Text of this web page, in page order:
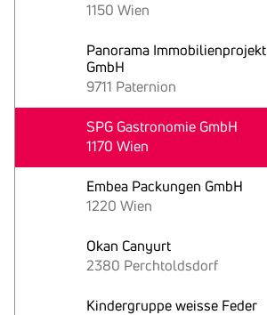
1150 Wien
Panorama Immobilienprojekt
GmbH
9711 Paternion
SPG Gastronomie GmbH
1170 Wien
Embea Packungen GmbH
1220 Wien
Okan Canyurt
2380 Perchtoldsdorf
Kindergruppe weisse Feder